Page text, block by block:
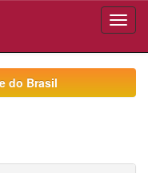
do Brasil